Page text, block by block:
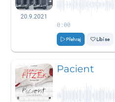
20.9.2021
0:00
Přehraj Líbí se
Pacient